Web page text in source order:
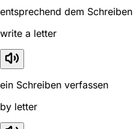
entsprechend dem Schreiben
write a letter
ein Schreiben verfassen
by letter